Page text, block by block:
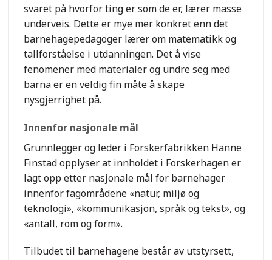
svaret på hvorfor ting er som de er, lærer masse
underveis. Dette er mye mer konkret enn det
barnehagepedagoger lærer om matematikk og
tallforståelse i utdanningen. Det å vise
fenomener med materialer og undre seg med
barna er en veldig fin måte å skape
nysgjerrighet på.
Innenfor nasjonale mål
Grunnlegger og leder i Forskerfabrikken Hanne
Finstad opplyser at innholdet i Forskerhagen er
lagt opp etter nasjonale mål for barnehager
innenfor fagområdene «natur, miljø og
teknologi», «kommunikasjon, språk og tekst», og
«antall, rom og form».
Tilbudet til barnehagene består av utstyrsett,